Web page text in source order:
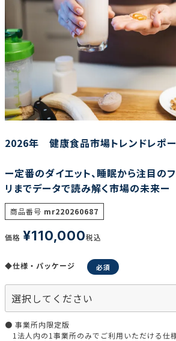
カテゴリで選ぶ
調査の種類で選ぶ
リセット
2026年 健康食品市場トレンドレポ
ー定番のダイエット、睡眠から注目の
リまでデータで読み解く市場の未来ー
商品番号 mr220260687
価格 ¥110,000税込
◆仕様・パッケージ
● 事業所内限定版
1法人内の1事業所のみでご利用いただける仕様